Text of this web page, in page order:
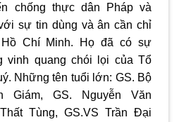
chống thực dân Pháp và
sự tin dùng và ân cần chỉ
Chí Minh. Họ đã có sự
vinh quang chói lọi của Tổ
Những tên tuổi lớn: GS. Bộ
Giám, GS. Nguyễn Văn
Tùng, GS.VS Trần Đại